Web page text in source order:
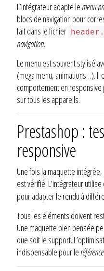
L’intégrateur adapte le menu
blocs de navigation pour
fait dans le fichier
navigation.
Le menu est souvent stylisé
(mega menu, animations…). Il
comportement en responsive
sur tous les appareils.
Prestashop :
responsive
Une fois la maquette intégrée,
est vérifié. L’intégrateur utilise
pour adapter le rendu à
Tous les éléments doivent
Une maquette bien pensée
que soit le support.
indispensable pour le